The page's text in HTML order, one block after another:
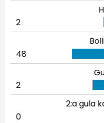
2
48
2
2:a gula
0